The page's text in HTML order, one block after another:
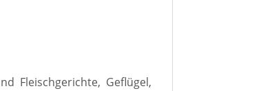
Fleischgerichte, Geflügel,